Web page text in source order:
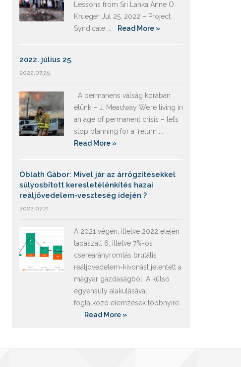
Lessons from Sri Lanka Anne O.
Krueger Jul 25, 2022 – Project
Syndicate ...
Read More »
2022. július 25.
2022.07.25.
A permanens válság korában
élünk – J. Meadway We’re living in
an age of permanent crisis – let’s
stop planning for a ‘return ...
Read More »
Oblath Gábor: Mivel jár az árrögzítésekkel
súlyosbított keresletélénkítés hazai
reáljövedelem-veszteség idején ?
2022.07.21.
A 2021 végén, illetve 2022 elején
tapaszalt 6, illetve 7%-os
cserearányromlás brutális
reáljövedelem-kivonást jelentett a
magyar gazdaságból. A külső
egyensúly alakulásával
foglalkozó elemzések többnyire
Read More »